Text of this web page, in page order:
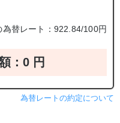
為替レート：922.84/100円
： 0 円
為替レートの約定について